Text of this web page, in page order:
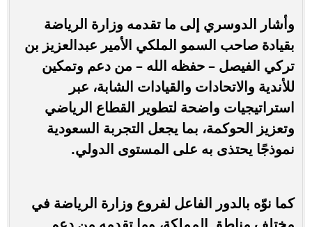
وأشار الدوسري إلى ما تقدمه وزارة الرياضة
بقيادة صاحب السمو الملكي الأمير عبدالعزيز بن
تركي الفيصل – حفظه الله – من دعم وتمكين
للأندية والاتحادات والقيادات الشابة، عبر
استراتيجيات واضحة لتطوير القطاع الرياضي
وتعزيز الحوكمة، بما يجعل التجربة السعودية
نموذجًا يحتذى به على المستوى الدولي.
كما نوّه بالدور الفاعل لفروع وزارة الرياضة في